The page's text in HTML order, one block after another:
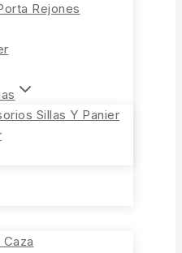
Rejones
Sillas Y Panier